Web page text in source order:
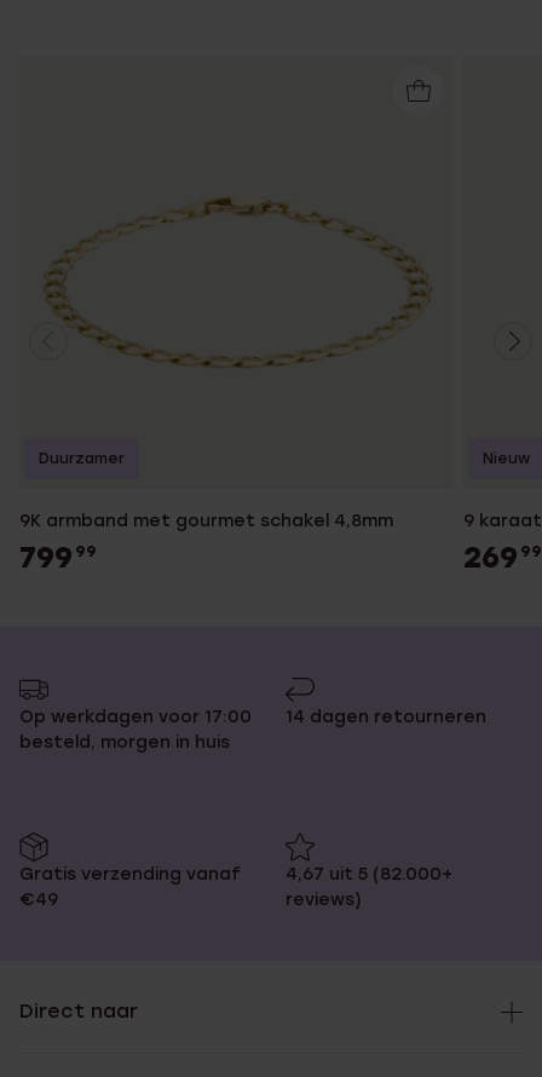
9K armband met gourmet schakel 4,8mm
799 99
Duurzamer
9
269 99
Nieuw
Op werkdagen voor 17:00
besteld, morgen in huis
14 dagen retourneren
Gratis verzending vanaf
€49
4,67 uit 5 (82.000+
reviews)
Direct naar